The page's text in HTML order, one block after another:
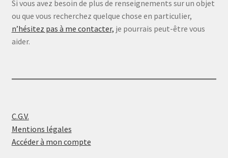
Si vous avez besoin de plus de renseignements sur un objet
ou que vous recherchez quelque chose en particulier,
n’hésitez pas à me contacter, je pourrais peut-être vous
aider.
C.G.V.
Mentions légales
Accéder à mon compte